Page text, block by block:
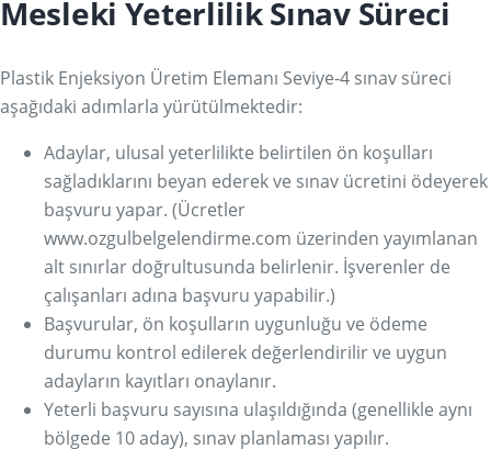
Mesleki Yeterlilik Sınav Süreci
Plastik Enjeksiyon Üretim Elemanı Seviye-4 sınav süreci
aşağıdaki adımlarla yürütülmektedir:
Adaylar, ulusal yeterlilikte belirtilen ön koşulları
sağladıklarını beyan ederek ve sınav ücretini ödeyerek
başvuru yapar. (Ücretler
www.ozgulbelgelendirme.com üzerinden yayımlanan
alt sınırlar doğrultusunda belirlenir. İşverenler de
çalışanları adına başvuru yapabilir.)
Başvurular, ön koşulların uygunluğu ve ödeme
durumu kontrol edilerek değerlendirilir ve uygun
adayların kayıtları onaylanır.
Yeterli başvuru sayısına ulaşıldığında (genellikle aynı
bölgede 10 aday), sınav planlaması yapılır.